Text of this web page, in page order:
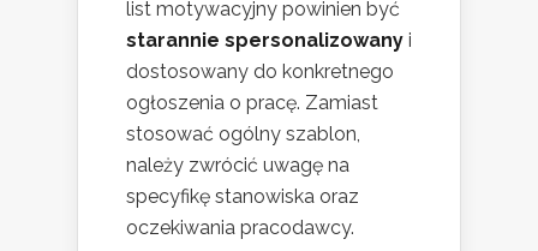
list motywacyjny powinien być
starannie spersonalizowany i
dostosowany do konkretnego
ogłoszenia o pracę. Zamiast
stosować ogólny szablon,
należy zwrócić uwagę na
specyfikę stanowiska oraz
oczekiwania pracodawcy.